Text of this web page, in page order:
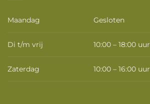
Maandag Gesloten
Di t/m vrij 10:00 – 18:00 uur
Zaterdag 10:00 – 16:00 uur